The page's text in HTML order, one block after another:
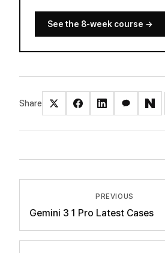
See the 8-week course →
Share
PREVIOUS
Gemini 3 1 Pro Latest Cases